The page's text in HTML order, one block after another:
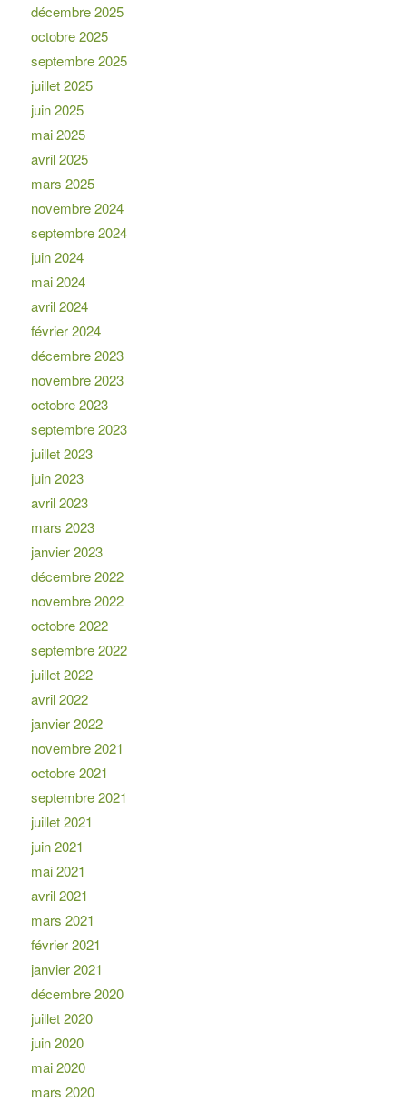
décembre 2025
octobre 2025
septembre 2025
juillet 2025
juin 2025
mai 2025
avril 2025
mars 2025
novembre 2024
septembre 2024
juin 2024
mai 2024
avril 2024
février 2024
décembre 2023
novembre 2023
octobre 2023
septembre 2023
juillet 2023
juin 2023
avril 2023
mars 2023
janvier 2023
décembre 2022
novembre 2022
octobre 2022
septembre 2022
juillet 2022
avril 2022
janvier 2022
novembre 2021
octobre 2021
septembre 2021
juillet 2021
juin 2021
mai 2021
avril 2021
mars 2021
février 2021
janvier 2021
décembre 2020
juillet 2020
juin 2020
mai 2020
mars 2020